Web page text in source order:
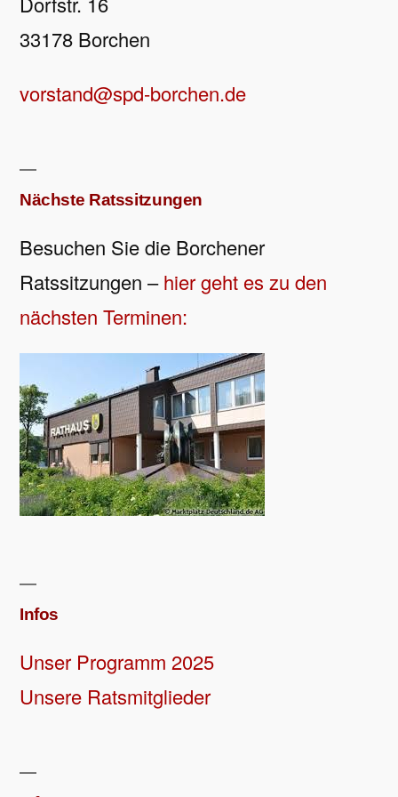
33178 Borchen
vorstand@spd-borchen.de
Nächste Ratssitzungen
Besuchen Sie die Borchener
Ratssitzungen –hier geht es zu den
nächsten Terminen:
Infos
Unser Programm 2025
Unsere Ratsmitglieder